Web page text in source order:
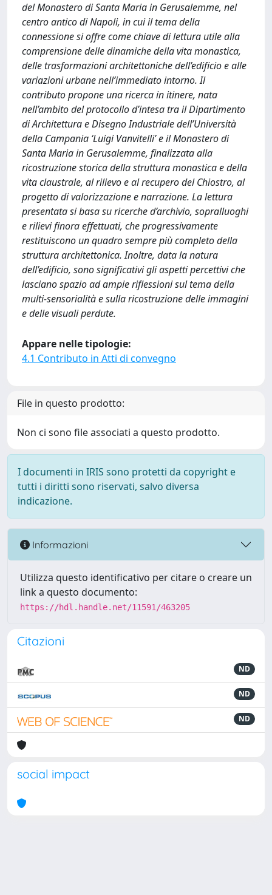
del Monastero di Santa Maria in Gerusalemme, nel
centro antico di Napoli, in cui il tema della
connessione si offre come chiave di lettura utile alla
comprensione delle dinamiche della vita monastica,
delle trasformazioni architettoniche dell’edificio e alle
variazioni urbane nell’immediato intorno. Il
contributo propone una ricerca in itinere, nata
nell’ambito del protocollo d’intesa tra il Dipartimento
di Architettura e Disegno Industriale dell’Università
della Campania ‘Luigi Vanvitelli’ e il Monastero di
Santa Maria in Gerusalemme, finalizzata alla
ricostruzione storica della struttura monastica e della
vita claustrale, al rilievo e al recupero del Chiostro, al
progetto di valorizzazione e narrazione. La lettura
presentata si basa su ricerche d’archivio, sopralluoghi
e rilievi finora effettuati, che progressivamente
restituiscono un quadro sempre più completo della
struttura architettonica. Inoltre, data la natura
dell’edificio, sono significativi gli aspetti percettivi che
lasciano spazio ad ampie riflessioni sul tema della
multi-sensorialità e sulla ricostruzione delle immagini
e delle visuali perdute.
Appare nelle tipologie:
4.1 Contributo in Atti di convegno
File in questo prodotto:
Non ci sono file associati a questo prodotto.
I documenti in IRIS sono protetti da copyright e
tutti i diritti sono riservati, salvo diversa
indicazione.
Informazioni
Utilizza questo identificativo per citare o creare un
link a questo documento:
https://hdl.handle.net/11591/463205
Citazioni
ND
ND
ND
social impact